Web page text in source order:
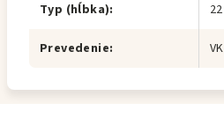
Typ (hĺbka): 22
Prevedenie: VK